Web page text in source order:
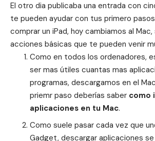
El otro dia publicaba una entrada con
te pueden ayudar con tus primero
comprar un iPad, hoy cambiamos al
acciones básicas que te pueden venir
Como en todos los ordenadores,
ser mas útiles cuantas mas
programas, descargamos en el
priemr paso deberías saber como
aplicaciones en tu Mac.
Como suele pasar cada vez que
Gadget, descargar aplicaciones